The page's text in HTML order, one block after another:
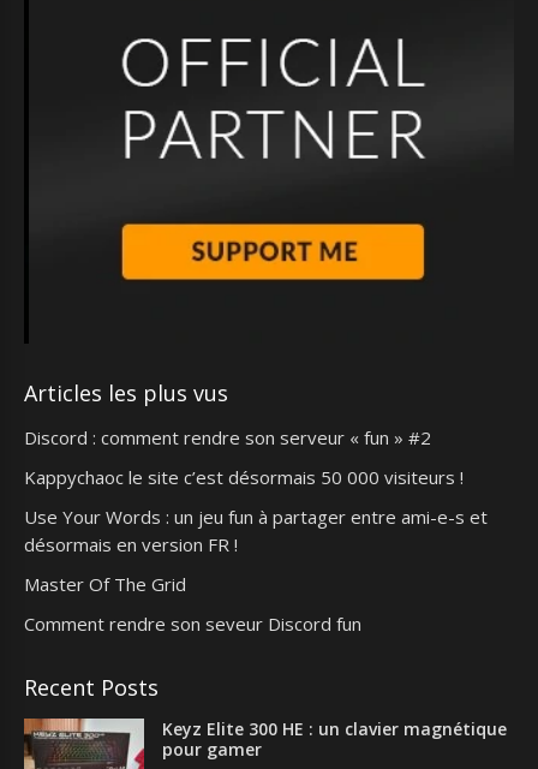
Articles les plus vus
Discord : comment rendre son serveur « fun » #2
Kappychaoc le site c’est désormais 50 000 visiteurs !
Use Your Words : un jeu fun à partager entre ami-e-s et
désormais en version FR !
Master Of The Grid
Comment rendre son seveur Discord fun
Recent Posts
Keyz Elite 300 HE : un clavier magnétique
pour gamer